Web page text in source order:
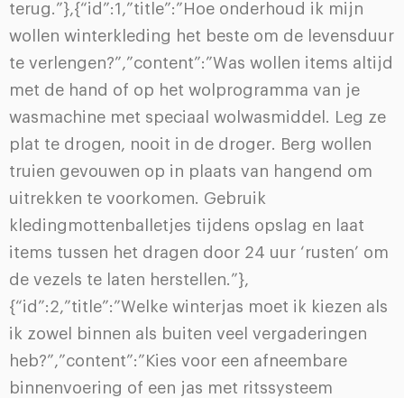
terug.”},{“id”:1,”title”:”Hoe onderhoud ik mijn
wollen winterkleding het beste om de levensduur
te verlengen?”,”content”:”Was wollen items altijd
met de hand of op het wolprogramma van je
wasmachine met speciaal wolwasmiddel. Leg ze
plat te drogen, nooit in de droger. Berg wollen
truien gevouwen op in plaats van hangend om
uitrekken te voorkomen. Gebruik
kledingmottenballetjes tijdens opslag en laat
items tussen het dragen door 24 uur ‘rusten’ om
de vezels te laten herstellen.”},
{“id”:2,”title”:”Welke winterjas moet ik kiezen als
ik zowel binnen als buiten veel vergaderingen
heb?”,”content”:”Kies voor een afneembare
binnenvoering of een jas met ritssysteem